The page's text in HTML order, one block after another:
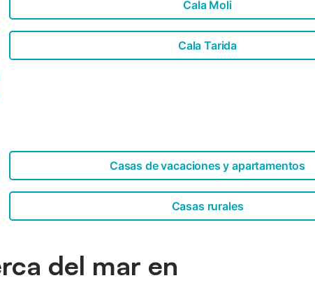
Cala Moli
Cala Tarida
Casas de vacaciones y apartamentos
Casas rurales
del mar en